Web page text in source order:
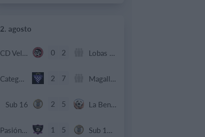
2. agosto
CD Velmax Damas TC 0 2 Lobas de Montemar
Categoria C17 2 7 Magallanes fc
Sub 16 2 5 La Bendición de Dios
Pasión Futsal 1 5 Sub 15 (Distrito)